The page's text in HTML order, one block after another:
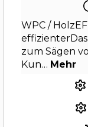
WPC /
effizienterDas
zum Sägen
Kun… Mehr